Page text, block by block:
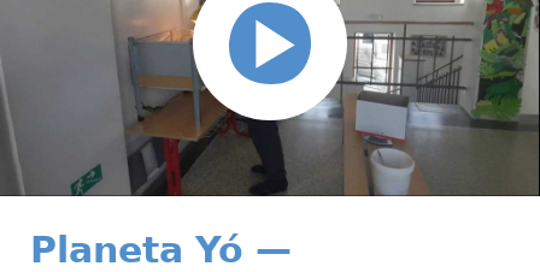
Planeta Yó —